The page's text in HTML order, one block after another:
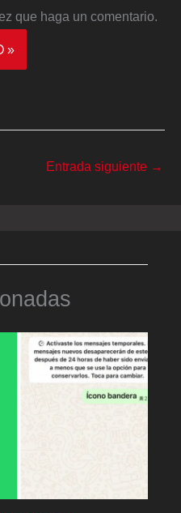
que haga un comentario.
Entrada siguiente →